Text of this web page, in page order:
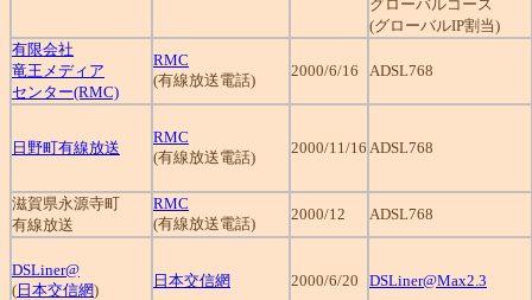
グローバルコース
(グローバルIP割当)
有限会社
竜王メディア
センター(RMC)
RMC
(有線放送電話)
2000/6/16 ADSL768
日野町有線放送
RMC
(有線放送電話)
2000/11/16 ADSL768
滋賀県永源寺町
有線放送
RMC
(有線放送電話)
2000/12 ADSL768
DSLiner@
( 日本交信網)
日本交信網 2000/6/20 DSLiner@Max2.3